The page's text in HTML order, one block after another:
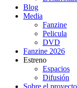
Blog
Media
Fanzine
Pelicula
DVD
Fanzine 2026
Estreno
Espacios
Difusión
Sobre el proyecto